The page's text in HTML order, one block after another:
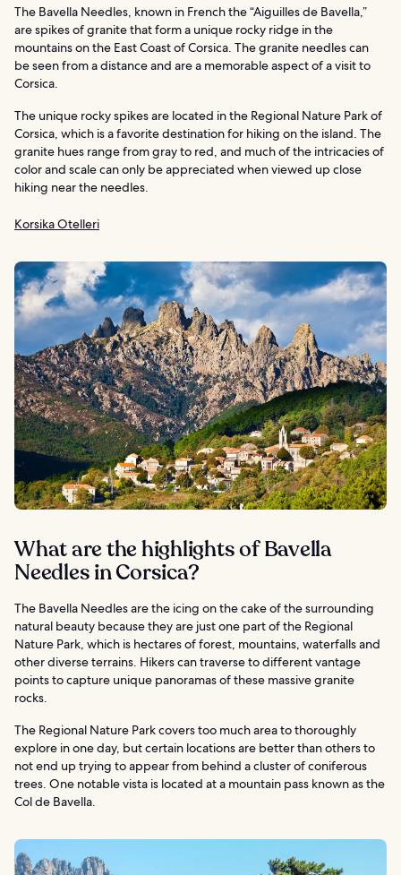
The Bavella Needles, known in French the “Aiguilles de Bavella,”
are spikes of granite that form a unique rocky ridge in the
mountains on the East Coast of Corsica. The granite needles can
be seen from a distance and are a memorable aspect of a visit to
Corsica.
The unique rocky spikes are located in the Regional Nature Park of
Corsica, which is a favorite destination for hiking on the island. The
granite hues range from gray to red, and much of the intricacies of
color and scale can only be appreciated when viewed up close
hiking near the needles.
Korsika Otelleri
What are the highlights of Bavella
Needles in Corsica?
The Bavella Needles are the icing on the cake of the surrounding
natural beauty because they are just one part of the Regional
Nature Park, which is hectares of forest, mountains, waterfalls and
other diverse terrains. Hikers can traverse to different vantage
points to capture unique panoramas of these massive granite
rocks.
The Regional Nature Park covers too much area to thoroughly
explore in one day, but certain locations are better than others to
not end up trying to appear from behind a cluster of coniferous
trees. One notable vista is located at a mountain pass known as the
Col de Bavella.